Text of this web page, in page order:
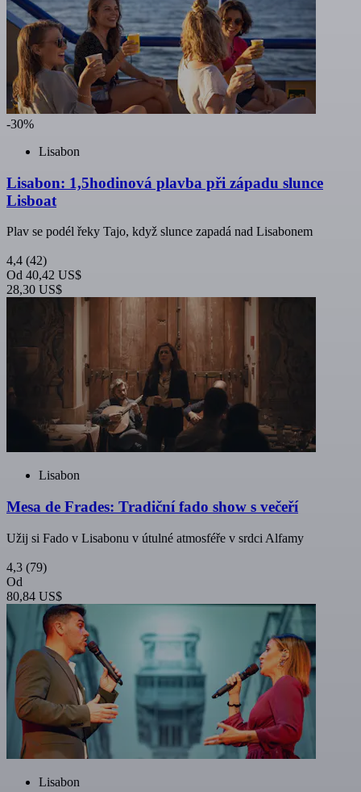
-30%
Lisabon
Lisabon: 1,5hodinová plavba při západu slunce
Lisboat
Plav se podél řeky Tajo, když slunce zapadá nad Lisabonem
4,4 (42)
Od 40,42 US$
28,30 US$
Lisabon
Mesa de Frades: Tradiční fado show s večeří
Užij si Fado v Lisabonu v útulné atmosféře v srdci Alfamy
4,3 (79)
Od
80,84 US$
Lisabon